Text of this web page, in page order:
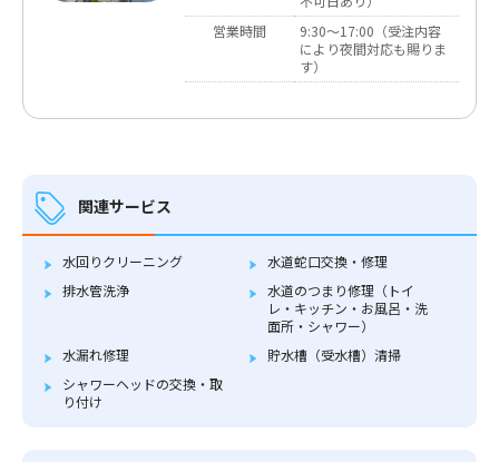
営業時間
9:30～17:00（受注内容
により夜間対応も賜りま
す）
関連サービス
水回りクリーニング
水道蛇口交換・修理
排水管洗浄
水道のつまり修理（トイ
レ・キッチン・お風呂・洗
面所・シャワー）
水漏れ修理
貯水槽（受水槽）清掃
シャワーヘッドの交換・取
り付け